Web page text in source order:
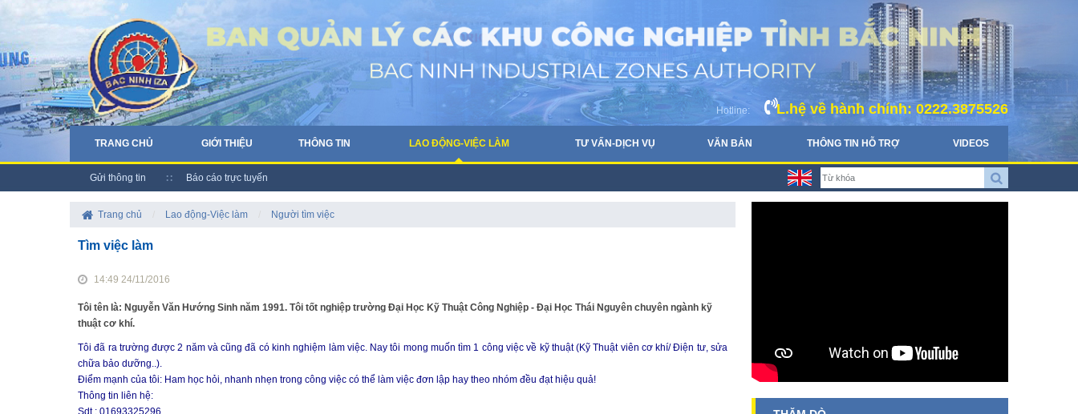
Hotline: L.hệ về hành chính: 0222.3875526
TRANG CHỦ GIỚI THIỆU THÔNG TIN LAO ĐỘNG-VIỆC LÀM TƯ VẤN-DỊCH VỤ VĂN BẢN THÔNG TIN HỖ TRỢ VIDEOS
Gửi thông tin Báo cáo trực tuyến
Trang chủ Lao động-Việc làm Người tìm việc
Tìm việc làm
14:49 24/11/2016
Tôi tên là: Nguyễn Văn Hướng Sinh năm 1991. Tôi tốt nghiệp trường Đại Học Kỹ Thuật Công Nghiệp - Đại Học Thái Nguyên chuyên ngành kỹ
thuật cơ khí.
Tôi đã ra trường được 2 năm và cũng đã có kinh nghiệm làm việc. Nay tôi mong muốn tìm 1 công việc về kỹ thuật (Kỹ Thuật viên cơ khí/ Điện tư, sửa
chữa bảo dưỡng..).
Điểm mạnh của tôi: Ham học hỏi, nhanh nhẹn trong công việc có thể làm việc đơn lập hay theo nhóm đều đạt hiệu quả!
Thông tin liên hệ: